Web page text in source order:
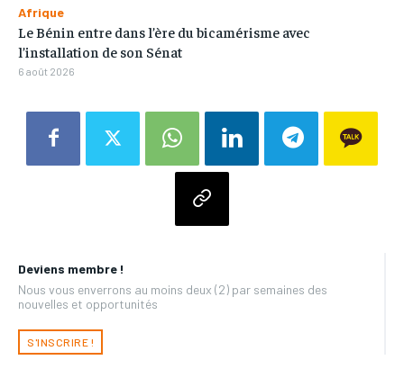
Deviens membre !
Nous vous enverrons au moins deux (2) par semaines des
nouvelles et opportunités
S'INSCRIRE !
Afrique
Le Bénin entre dans l’ère du bicamérisme avec
l’installation de son Sénat
6 août 2026